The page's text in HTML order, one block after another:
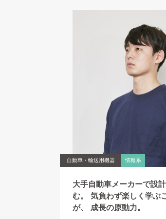
自動車・輸送用機器 情報系
大手自動車メーカーで設
む。
気負わず楽しく学ぶ
が、
成長の原動力。